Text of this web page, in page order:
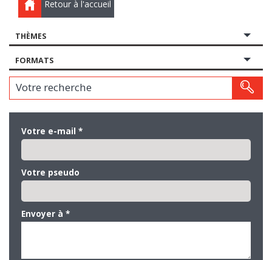
Retour à l'accueil
THÈMES
FORMATS
Votre recherche
Votre e-mail *
Votre pseudo
Envoyer à *